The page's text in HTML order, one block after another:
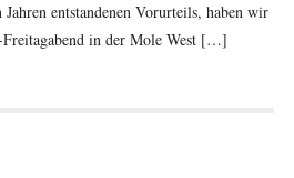
entstandenen Vorurteils, haben wir
Freitagabend in der Mole West […]